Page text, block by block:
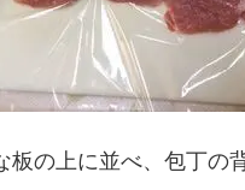
板の上に並べ、包丁の